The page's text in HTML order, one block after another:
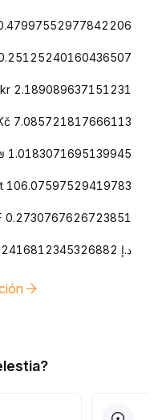
kr 2.189089637151231
7.085721817666113
1.0183071695139945
106.07597529419783
0.2730767626723851
د.إ 1.2416812345326882